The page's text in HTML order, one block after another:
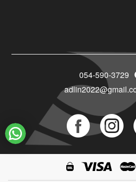
054-590-3729
Social
Icon
Social
Icon